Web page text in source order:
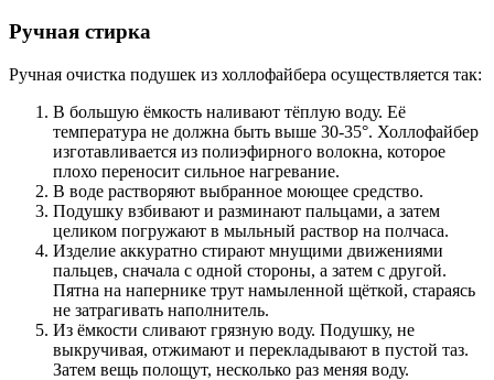
Ручная стирка
Ручная очистка подушек из холлофайбера осуществляется так:
В большую ёмкость наливают тёплую воду. Её
температура не должна быть выше 30-35°. Холлофайбер
изготавливается из полиэфирного волокна, которое
плохо переносит сильное нагревание.
В воде растворяют выбранное моющее средство.
Подушку взбивают и разминают пальцами, а затем
целиком погружают в мыльный раствор на полчаса.
Изделие аккуратно стирают мнущими движениями
пальцев, сначала с одной стороны, а затем с другой.
Пятна на напернике трут намыленной щёткой, стараясь
не затрагивать наполнитель.
Из ёмкости сливают грязную воду. Подушку, не
выкручивая, отжимают и перекладывают в пустой таз.
Затем вещь полощут, несколько раз меняя воду.